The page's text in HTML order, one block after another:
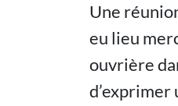
Une
eu lieu
ouvrière
d’exprimer